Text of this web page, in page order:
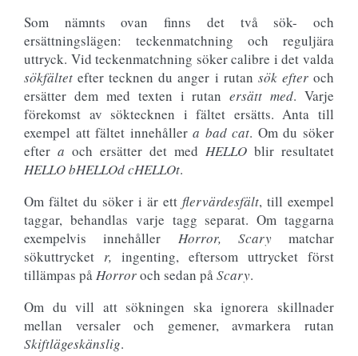
Som nämnts ovan finns det två sök- och
ersättningslägen: teckenmatchning och reguljära
uttryck. Vid teckenmatchning söker calibre i det valda
sökfältet efter tecknen du anger i rutan sök efteroch
ersätter dem med texten i rutanersätt med. Varje
förekomst av söktecknen i fältet ersätts. Anta till
exempel att fältet innehållera bad cat. Om du söker
efter a och ersätter det med HELLO blir resultatet
HELLO bHELLOd cHELLOt.
Om fältet du söker i är ett flervärdesfält, till exempel
taggar, behandlas varje tagg separat. Om taggarna
exempelvis innehåller Horror, Scarymatchar
sökuttrycket r, ingenting, eftersom uttrycket först
tillämpas på Horroroch sedan på Scary.
Om du vill att sökningen ska ignorera skillnader
mellan versaler och gemener, avmarkera rutan
Skiftlägeskänslig.